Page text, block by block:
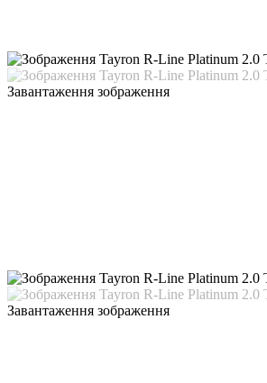
Завантаження зображення
Завантаження зображення